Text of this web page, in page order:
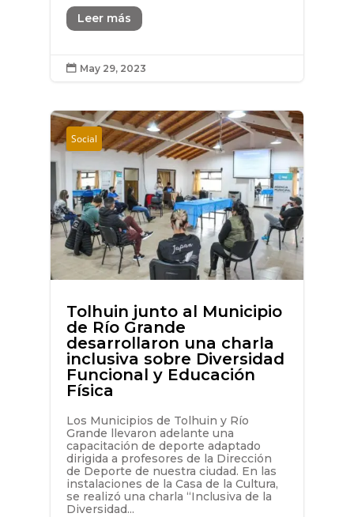
Leer más
 May 29, 2023
Social
Tolhuin junto al Municipio
de Río Grande
desarrollaron una charla
inclusiva sobre Diversidad
Funcional y Educación
Física
Los Municipios de Tolhuin y Río
Grande llevaron adelante una
capacitación de deporte adaptado
dirigida a profesores de la Dirección
de Deporte de nuestra ciudad. En las
instalaciones de la Casa de la Cultura,
se realizó una charla “Inclusiva de la
Diversidad...